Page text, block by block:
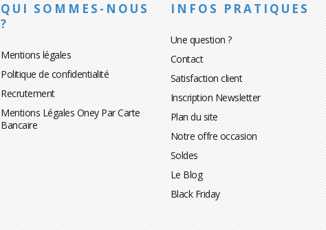
QUI SOMMES-NOUS
?
Mentions légales
Politique de confidentialité
Recrutement
Mentions Légales Oney Par Carte
Bancaire
INFOS PRATIQUES
Une question ?
Contact
Satisfaction client
Inscription Newsletter
Plan du site
Notre offre occasion
Soldes
Le Blog
Black Friday